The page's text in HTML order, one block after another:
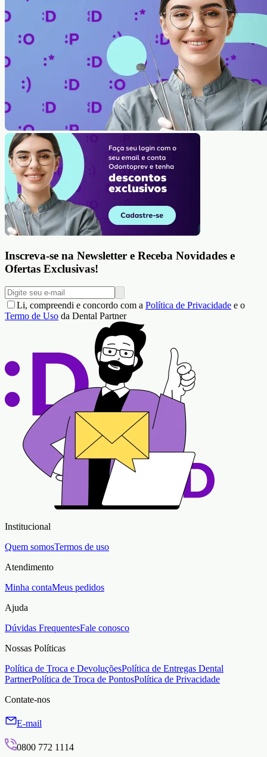
Inscreva-se na Newsletter e Receba Novidades e
Ofertas Exclusivas!
Li, compreendi e concordo com a Política de Privacidade e o
Termo de Uso da Dental Partner
Institucional
Quem somosTermos de uso
Atendimento
Minha contaMeus pedidos
Ajuda
Dúvidas FrequentesFale conosco
Nossas Políticas
Política de Troca e DevoluçõesPolítica de Entregas Dental
PartnerPolítica de Troca de PontosPolítica de Privacidade
Contate-nos
E-mail
0800 772 1114